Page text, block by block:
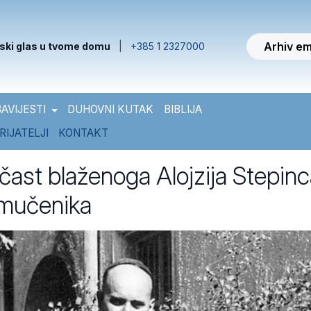
glas u tvome domu +385 1 2327000 Arhiv
DUHOVNI KUTAK
BIBLIJA
KONTAKT
blaženoga Alojzija